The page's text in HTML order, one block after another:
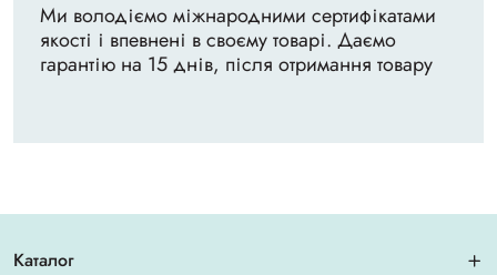
Ми володіємо міжнародними сертифікатами
якості і впевнені в своєму товарі. Даємо
гарантію на 15 днів, після отримання товару
Каталог